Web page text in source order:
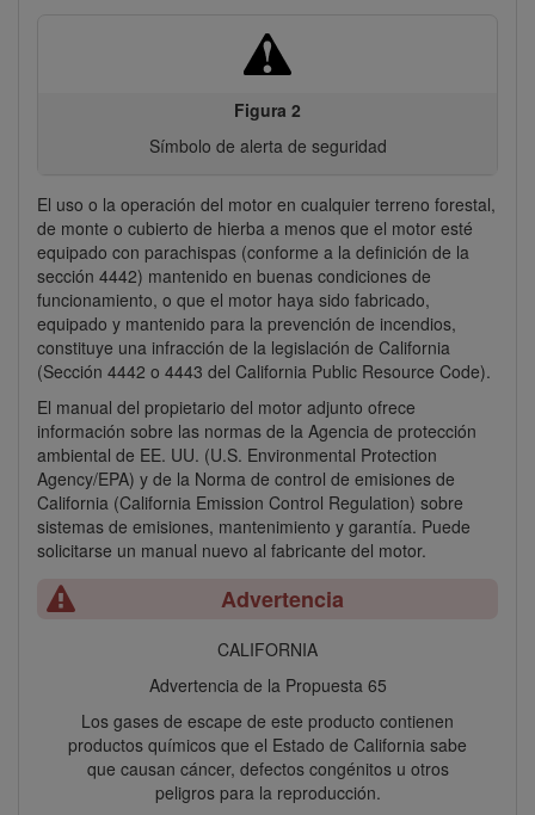
Figura 2
Símbolo de alerta de seguridad
El uso o la operación del motor en cualquier terreno forestal,
de monte o cubierto de hierba a menos que el motor esté
equipado con parachispas (conforme a la definición de la
sección 4442) mantenido en buenas condiciones de
funcionamiento, o que el motor haya sido fabricado,
equipado y mantenido para la prevención de incendios,
constituye una infracción de la legislación de California
(Sección 4442 o 4443 del California Public Resource Code).
El manual del propietario del motor adjunto ofrece
información sobre las normas de la Agencia de protección
ambiental de EE. UU. (U.S. Environmental Protection
Agency/EPA) y de la Norma de control de emisiones de
California (California Emission Control Regulation) sobre
sistemas de emisiones, mantenimiento y garantía. Puede
solicitarse un manual nuevo al fabricante del motor.
Advertencia
CALIFORNIA
Advertencia de la Propuesta 65
Los gases de escape de este producto contienen
productos químicos que el Estado de California sabe
que causan cáncer, defectos congénitos u otros
peligros para la reproducción.